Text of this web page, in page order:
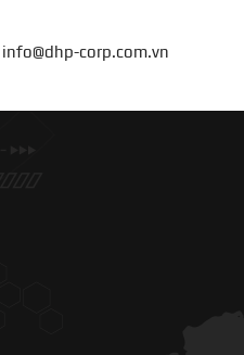
info@dhp-corp.com.vn